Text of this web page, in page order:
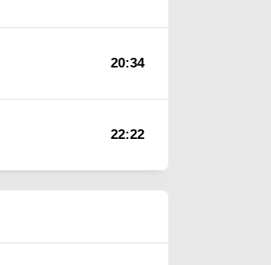
20:34
22:22